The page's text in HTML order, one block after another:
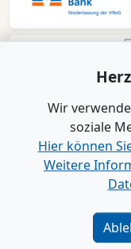
Impressum |
Google
Wir
soziale
Hier können
Weitere